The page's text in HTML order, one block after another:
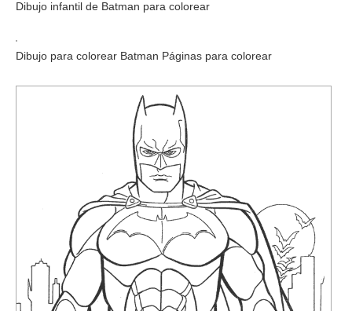
Dibujo infantil de Batman para colorear
Dibujo para colorear Batman Páginas para colorear